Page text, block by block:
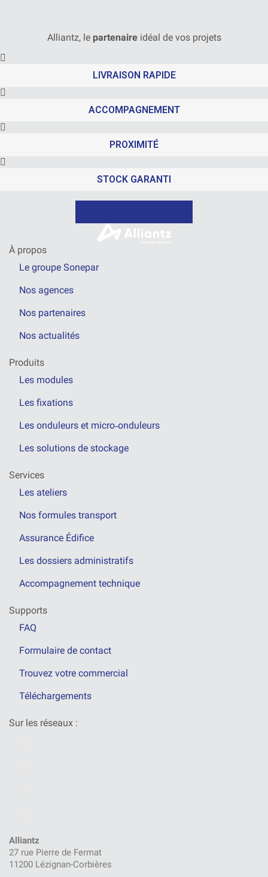
Alliantz, le partenaireidéal de vos projets
LIVRAISON RAPIDE
ACCOMPAGNEMENT
PROXIMITÉ
STOCK GARANTI
À propos
Le groupe Sonepar
Nos agences
Nos partenaires
Nos actualités
Produits
Les modules
Les fixations
Les onduleurs et micro‑onduleurs
Les solutions de stockage
Services
Les ateliers
Nos formules transport
Assurance Édifice
Les dossiers administratifs
Accompagnement technique
Supports
FAQ
Formulaire de contact
Trouvez votre commercial
Téléchargements
Sur les réseaux :
Alliantz
27 rue Pierre de Fermat
11200 Lézignan-Corbières